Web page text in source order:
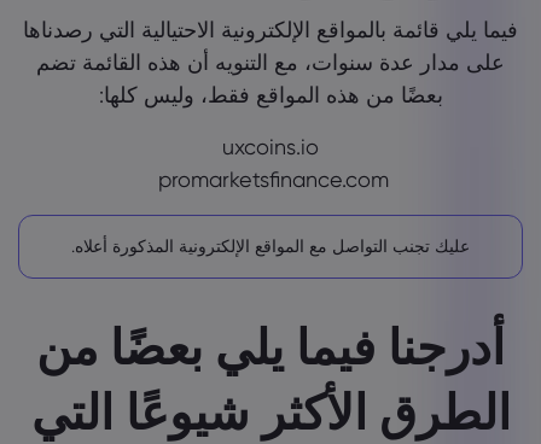
فيما يلي قائمة بالمواقع الإلكترونية الاحتيالية التي رصدناها
على مدار عدة سنوات، مع التنويه أن هذه القائمة تضم
بعضًا من هذه المواقع فقط، وليس كلها:
uxcoins.io
promarketsfinance.com
عليك تجنب التواصل مع المواقع الإلكترونية المذكورة أعلاه.
أدرجنا فيما يلي بعضًا من
الطرق الأكثر شيوعًا التي